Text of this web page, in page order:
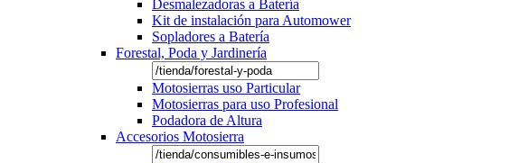
Desmalezadoras a Batería
Kit de instalación para Automower
Sopladores a Batería
Forestal, Poda y Jardinería
Motosierras uso Particular
Motosierras para uso Profesional
Podadora de Altura
Accesorios Motosierra